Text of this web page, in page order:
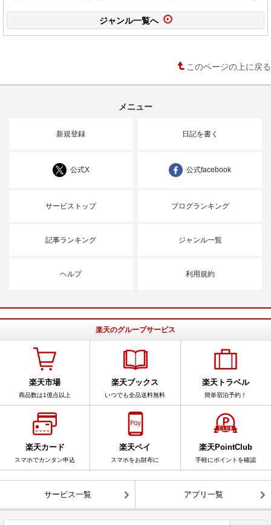
ジャンル一覧へ
このページの上に戻る
メニュー
新規登録 日記を書く
公式X 公式facebook
サービストップ ブログランキング
記事ランキング ジャンル一覧
ヘルプ 利用規約
楽天のグループサービス
楽天市場
商品数は1億点以上
楽天ブックス
いつでも全品送料無料
楽天トラベル
簡単宿泊予約！
楽天カード
スマホでカンタン申込
楽天ペイ
スマホをお財布に
楽天PointClub
手軽にポイントを確認
サービス一覧 アプリ一覧